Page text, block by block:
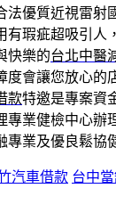
法優質近視雷射
有瑕疵超吸引人
快樂的台北中醫
度會讓您放心的
款特邀是專案資
專業健檢中心辦
專業及優良鬆協
汽車借款 台中